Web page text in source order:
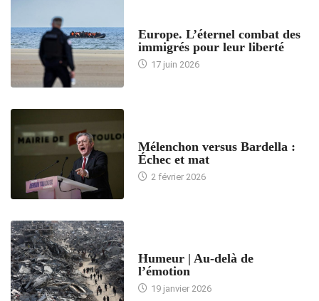
Europe. L’éternel combat des
immigrés pour leur liberté
17 juin 2026
Mélenchon versus Bardella :
Échec et mat
2 février 2026
Humeur | Au-delà de
l’émotion
19 janvier 2026